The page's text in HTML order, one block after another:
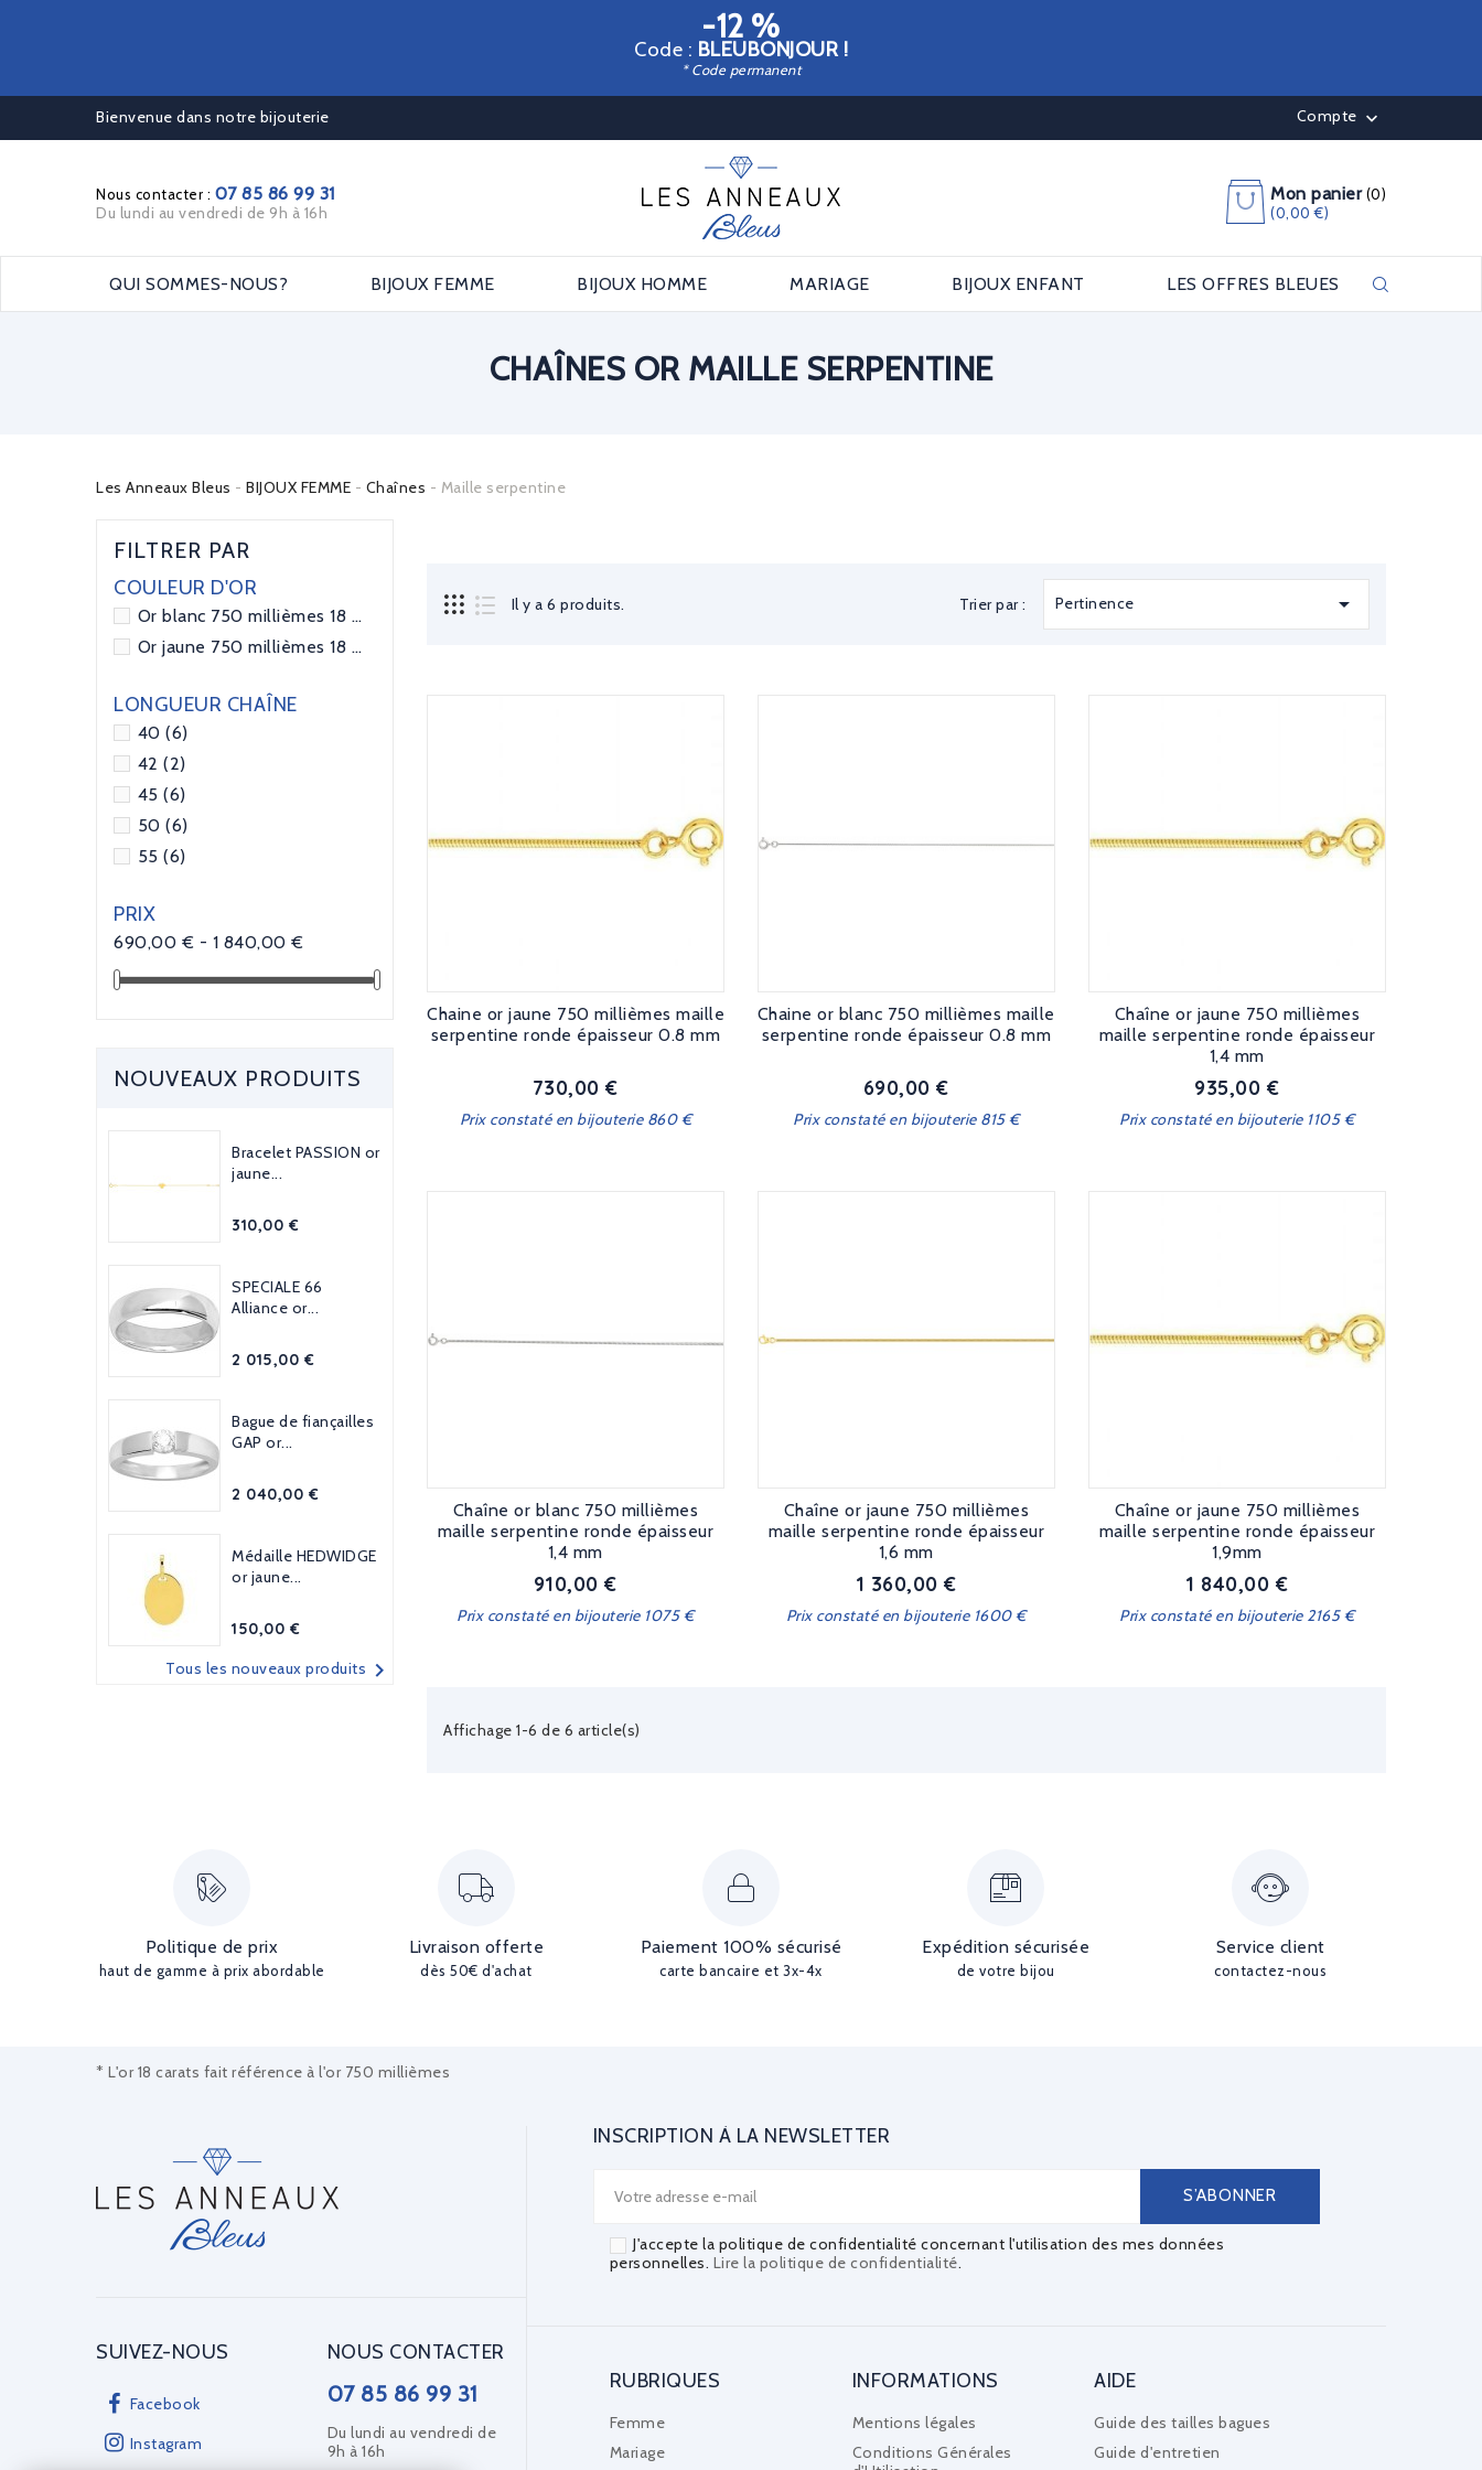
-12 %
Code : BLEUBONJOUR !
* Code permanent
Bienvenue dans notre bijouterie Compte 
Nous contacter : 07 85 86 99 31
Du lundi au vendredi de 9h à 16h
Mon panier (0)
(0,00 €)
QUI SOMMES-NOUS? BIJOUX FEMME BIJOUX HOMME MARIAGE BIJOUX ENFANT LES OFFRES BLEUES
CHAÎNES OR MAILLE SERPENTINE
Les Anneaux Bleus BIJOUX FEMME Chaînes Maille serpentine
FILTRER PAR
COULEUR D'OR
Or blanc 750 millièmes 18 carats
Or jaune 750 millièmes 18 carats
LONGUEUR CHAÎNE
40 (6)
42 (2)
45 (6)
50 (6)
55 (6)
PRIX
690,00 € - 1 840,00 €
NOUVEAUX PRODUITS
Bracelet PASSION or
jaune...
Prix
310,00 €
SPECIALE 66
Alliance or...
Prix
2 015,00 €
Bague de fiançailles
GAP or...
Prix
2 040,00 €
Médaille HEDWIDGE
or jaune...
Prix
150,00 €
Tous les nouveaux produits 
Il y a 6 produits. Trier par : Pertinence 
Chaine or jaune 750 millièmes maille
serpentine ronde épaisseur 0.8 mm
Prix
730,00 €
Prix constaté en bijouterie 860 €
Chaine or blanc 750 millièmes maille
serpentine ronde épaisseur 0.8 mm
Prix
690,00 €
Prix constaté en bijouterie 815 €
Chaîne or jaune 750 millièmes
maille serpentine ronde épaisseur
1,4 mm
Prix
935,00 €
Prix constaté en bijouterie 1105 €
Chaîne or blanc 750 millièmes
maille serpentine ronde épaisseur
1,4 mm
Prix
910,00 €
Prix constaté en bijouterie 1075 €
Chaîne or jaune 750 millièmes
maille serpentine ronde épaisseur
1,6 mm
Prix
1 360,00 €
Prix constaté en bijouterie 1600 €
Chaîne or jaune 750 millièmes
maille serpentine ronde épaisseur
1,9mm
Prix
1 840,00 €
Prix constaté en bijouterie 2165 €
Affichage 1-6 de 6 article(s)
Politique de prix
haut de gamme à prix abordable
Livraison offerte
dès 50€ d'achat
Paiement 100% sécurisé
carte bancaire et 3x-4x
Expédition sécurisée
de votre bijou
Service client
contactez-nous
* L'or 18 carats fait référence à l'or 750 millièmes
SUIVEZ-NOUS
Facebook
Instagram
NOUS CONTACTER
07 85 86 99 31
Du lundi au vendredi de
9h à 16h
INSCRIPTION À LA NEWSLETTER
J'accepte la politique de confidentialité concernant l'utilisation des mes données
personnelles. Lire la politique de confidentialité.
RUBRIQUES
Femme
Mariage
INFORMATIONS
Mentions légales
Conditions Générales
AIDE
Guide des tailles bagues
Guide d'entretien